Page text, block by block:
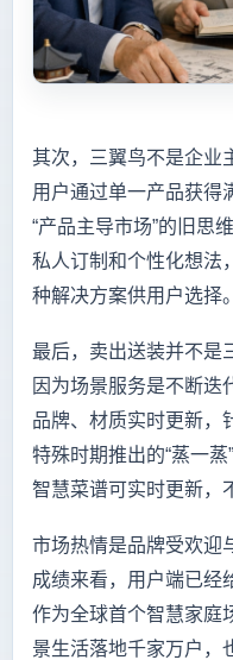
其次，三翼鸟不是企业
用户通过单一产品获得
“产品主导市场”的旧思
私人订制和个性化想法
种解决方案供用户选择。
最后，卖出送装并不是
因为场景服务是不断迭
品牌、材质实时更新，
特殊时期推出的“蒸一蒸
智慧菜谱可实时更新，
市场热情是品牌受欢迎
成绩来看，用户端已经
作为全球首个智慧家庭
景生活落地千家万户，